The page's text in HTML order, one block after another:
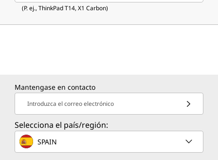
(P. ej., ThinkPad T14, X1 Carbon)
Mantengase en contacto
Introduzca el correo electrónico
Selecciona el país/región:
SPAIN